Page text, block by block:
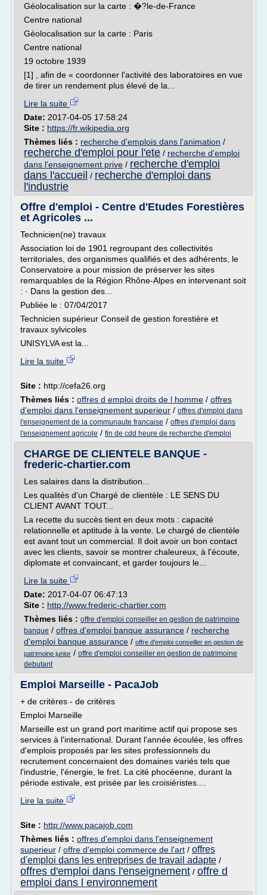
Géolocalisation sur la carte : �?le-de-France
Centre national
Géolocalisation sur la carte : Paris
Centre national
19 octobre 1939
[1] , afin de « coordonner l'activité des laboratoires en vue
de tirer un rendement plus élevé de la...
Lire la suite
Date: 2017-04-05 17:58:24
Site : https://fr.wikipedia.org
Thèmes liés : recherche d'emplois dans l'animation /
recherche d'emploi pour l'ete / recherche d'emploi
dans l'enseignement prive / recherche d'emploi
dans l'accueil / recherche d'emploi dans
l'industrie
Offre d'emploi - Centre d'Etudes Forestières
et Agricoles ...
Technicien(ne) travaux
Association loi de 1901 regroupant des collectivités
territoriales, des organismes qualifiés et des adhérents, le
Conservatoire a pour mission de préserver les sites
remarquables de la Région Rhône-Alpes en intervenant soit
: · Dans la gestion des...
Publiée le : 07/04/2017
Technicien supérieur Conseil de gestion forestière et
travaux sylvicoles
UNISYLVA est la...
Lire la suite
Site : http://cefa26.org
Thèmes liés : offres d emploi droits de l homme / offres
d'emploi dans l'enseignement superieur / offres d'emploi dans
l'enseignement de la communaute francaise / offres d'emploi dans
l'enseignement agricole / fin de cdd heure de recherche d'emploi
CHARGE DE CLIENTELE BANQUE -
frederic-chartier.com
Les salaires dans la distribution...
Les qualités d'un Chargé de clientèle : LE SENS DU
CLIENT AVANT TOUT...
La recette du succès tient en deux mots : capacité
relationnelle et aptitude à la vente. Le chargé de clientèle
est avant tout un commercial. Il doit avoir un bon contact
avec les clients, savoir se montrer chaleureux, à l'écoute,
diplomate et convaincant, et garder toujours le...
Lire la suite
Date: 2017-04-07 06:47:13
Site : http://www.frederic-chartier.com
Thèmes liés : offre d'emploi conseiller en gestion de patrimoine
banque / offres d'emploi banque assurance / recherche
d'emploi banque assurance / offre d'emploi conseiller en gestion de
patrimoine junior / offre d'emploi conseiller en gestion de patrimoine
debutant
Emploi Marseille - PacaJob
+ de critères - de critères
Emploi Marseille
Marseille est un grand port maritime actif qui propose ses
services à l'international. Durant l'année écoulée, les offres
d'emplois proposés par les sites professionnels du
recrutement concernaient des domaines variés tels que
l'industrie, l'énergie, le fret. La cité phocéenne, durant la
période estivale, est prisée par les croisiéristes....
Lire la suite
Site : http://www.pacajob.com
Thèmes liés : offres d'emploi dans l'enseignement
superieur / offre d'emploi commerce de l'art / offres
d'emploi dans les entreprises de travail adapte /
offres d'emploi dans l'enseignement / offre d
emploi dans l environnement